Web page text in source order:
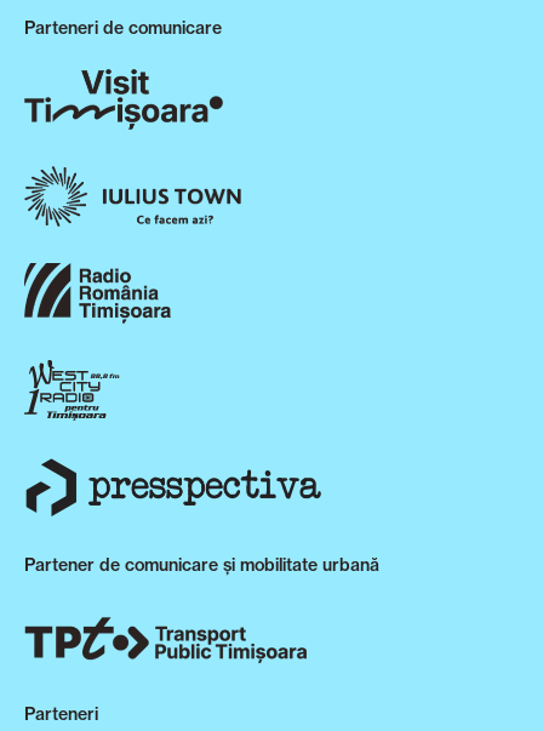
Parteneri de comunicare
Partener de comunicare și mobilitate urbană
Parteneri